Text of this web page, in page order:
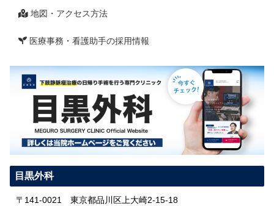
地図・アクセス方法
医療事務・看護助手の採用情報
目黒外科
〒141-0021 東京都品川区上大崎2-15-18